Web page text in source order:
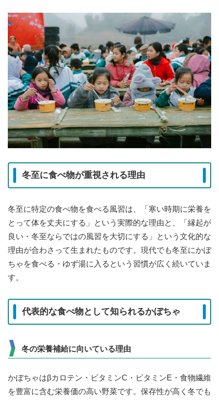
冬至に食べ物が重視される理由
冬至に特定の食べ物を食べる風習は、「寒い時期に栄養を
とって体を丈夫にする」という実際的な理由と、「縁起が
良い・冬至ならではの風習を大切にする」という文化的な
理由が合わさって生まれたものです。現代でも冬至にかぼ
ちゃを食べる・ゆず湯に入るという習慣が広く続いていま
す。
代表的な食べ物として知られるかぼちゃ
冬の栄養補給に向いている理由
かぼちゃはβカロテン・ビタミンC・ビタミンE・食物繊維
を豊富に含む栄養価の高い野菜です。保存性が高く冬でも